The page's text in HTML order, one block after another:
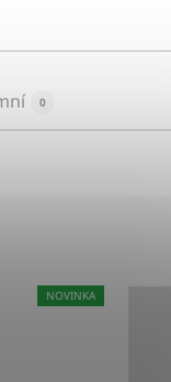
0
NOVINKA